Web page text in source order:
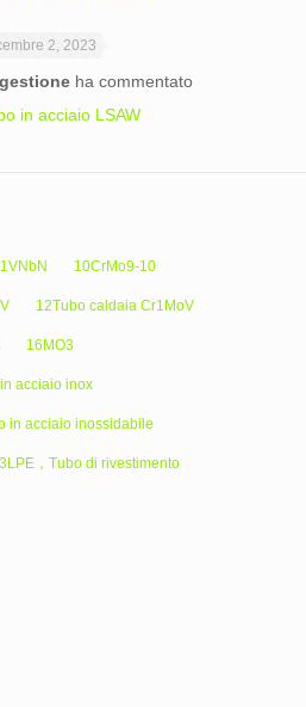
2, 2023
gestioneha commentato
in acciaio LSAW
10CrMo9-10
12Tubo caldaia Cr1MoV
16MO3
acciaio inox
in acciaio inossidabile
3LPE，Tubo di rivestimento